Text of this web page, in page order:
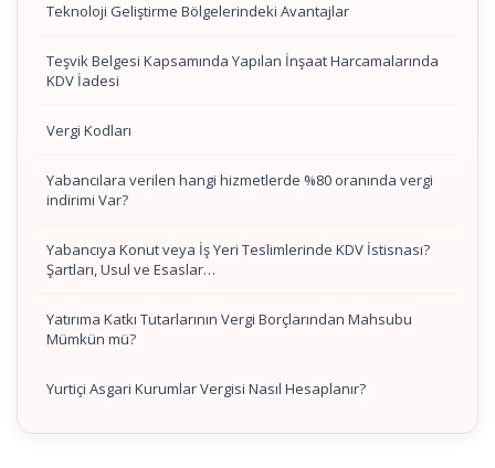
Teknoloji Geliştirme Bölgelerindeki Avantajlar
Teşvik Belgesi Kapsamında Yapılan İnşaat Harcamalarında
KDV İadesi
Vergi Kodları
Yabancılara verilen hangi hizmetlerde %80 oranında vergi
indirimi Var?
Yabancıya Konut veya İş Yeri Teslimlerinde KDV İstisnası?
Şartları, Usul ve Esaslar…
Yatırıma Katkı Tutarlarının Vergi Borçlarından Mahsubu
Mümkün mü?
Yurtiçi Asgari Kurumlar Vergisi Nasıl Hesaplanır?